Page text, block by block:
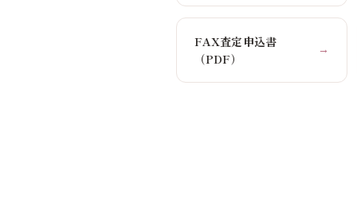
FAX査定申込書
（PDF）
→